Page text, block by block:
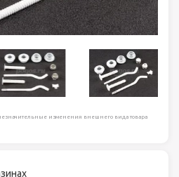
изменения внешнего вида товара